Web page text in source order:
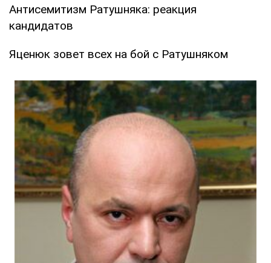
Антисемитизм Ратушняка: реакция
кандидатов
Яценюк зовет всех на бой с Ратушняком